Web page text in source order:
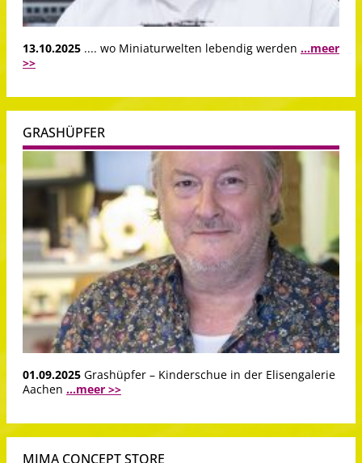
13.10.2025 .... wo Miniaturwelten lebendig werden ...meer
>>
GRASHÜPFER
01.09.2025 Grashüpfer – Kinderschue in der Elisengalerie
Aachen ...meer >>
MIMA CONCEPT STORE